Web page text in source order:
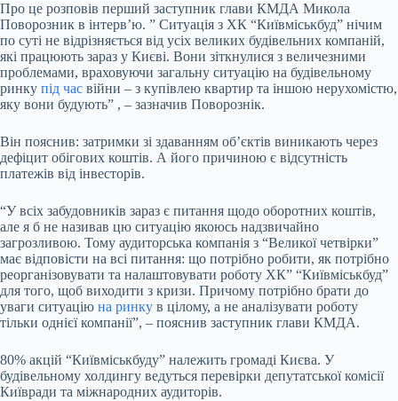
Про це розповів перший заступник глави КМДА Микола
Поворозник в інтерв’ю. ” Ситуація з ХК “Київміськбуд” нічим
по суті не відрізняється від усіх великих будівельних компаній,
які працюють зараз у Києві. Вони зіткнулися з величезними
проблемами, враховуючи загальну ситуацію на будівельному
ринку під час війни – з купівлею квартир та іншою нерухомістю,
яку вони будують” , – зазначив Поворознік.
Він пояснив: затримки зі здаванням об’єктів виникають через
дефіцит обігових коштів. А його причиною є відсутність
платежів від інвесторів.
“У всіх забудовників зараз є питання щодо оборотних коштів,
але я б не називав цю ситуацію якоюсь надзвичайно
загрозливою. Тому аудиторська компанія з “Великої четвірки”
має відповісти на всі питання: що потрібно робити, як потрібно
реорганізовувати та налаштовувати роботу ХК” “Київміськбуд”
для того, щоб виходити з кризи. Причому потрібно брати до
уваги ситуацію на ринку в цілому, а не аналізувати роботу
тільки однієї компанії”, – пояснив заступник глави КМДА.
80% акцій “Київміськбуду” належить громаді Києва. У
будівельному холдингу ведуться перевірки депутатської комісії
Київради та міжнародних аудиторів.